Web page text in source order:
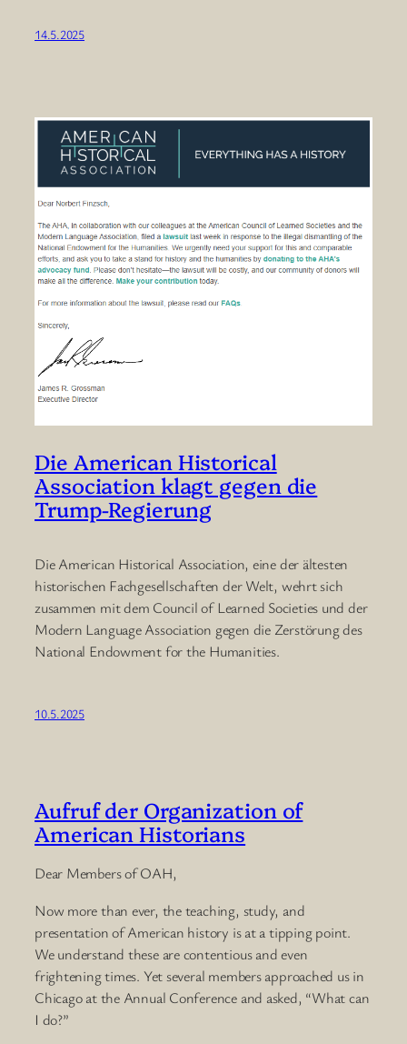
14.5.2025
Die American Historical
Association klagt gegen die
Trump-Regierung
Die American Historical Association, eine der ältesten
historischen Fachgesellschaften der Welt, wehrt sich
zusammen mit dem Council of Learned Societies und der
Modern Language Association gegen die Zerstörung des
National Endowment for the Humanities.
10.5.2025
Aufruf der Organization of
American Historians
Dear Members of OAH,
Now more than ever, the teaching, study, and
presentation of American history is at a tipping point.
We understand these are contentious and even
frightening times. Yet several members approached us in
Chicago at the Annual Conference and asked, “What can
I do?”